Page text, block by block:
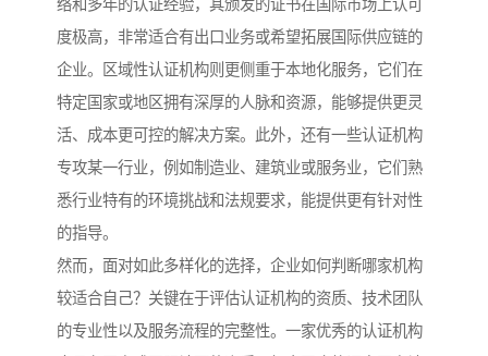
络和多年的认证经验，其颁发的证书在国际市场上认可
度极高，非常适合有出口业务或希望拓展国际供应链的
企业。区域性认证机构则更侧重于本地化服务，它们在
特定国家或地区拥有深厚的人脉和资源，能够提供更灵
活、成本更可控的解决方案。此外，还有一些认证机构
专攻某一行业，例如制造业、建筑业或服务业，它们熟
悉行业特有的环境挑战和法规要求，能提供更有针对性
的指导。
然而，面对如此多样化的选择，企业如何判断哪家机构
较适合自己？关键在于评估认证机构的资质、技术团队
的专业性以及服务流程的完整性。一家优秀的认证机构